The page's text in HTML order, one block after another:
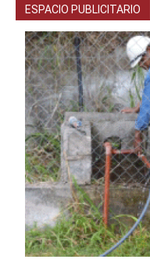
ESPACIO PUBLICITARIO